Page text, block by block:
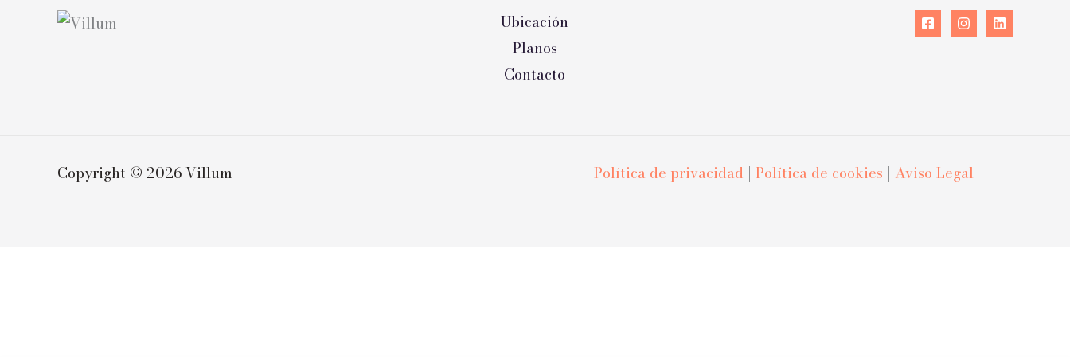
Ubicación
Planos
Contacto
Copyright © 2026 Villum Política de privacidad | Política de cookies | Aviso Legal